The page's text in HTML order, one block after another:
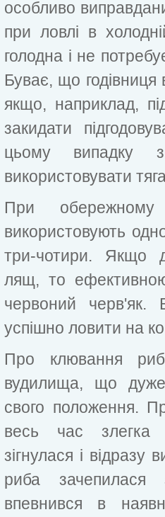
особливо
при ловлі в
голодна і не
Буває, що годівниця
якщо, наприклад,
закидати
цьому випадку
використовувати
При
використовують
три-чотири. Якщо
лящ, то
червоний черв'як.
успішно ловити на
Про клювання
вудилища, що дуже
свого положення.
весь час злегка
зігнулася і
риба
впевнився в